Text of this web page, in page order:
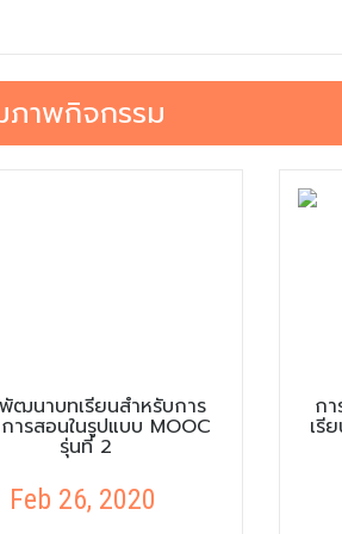
าพกิจกรรม
ฒนาบทเรียนสำหรับการ
ารสอนในรูปแบบ MOOC
รุ่นที่ 2
Feb 26, 2020
ก
เรี